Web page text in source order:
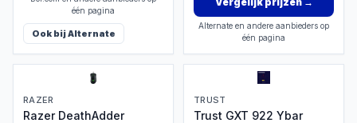
één pagina
Ook bijAlternate
Alternate en andere aanbieders op
één pagina
RAZER
Razer DeathAdder
TRUST
Trust GXT 922 Ybar